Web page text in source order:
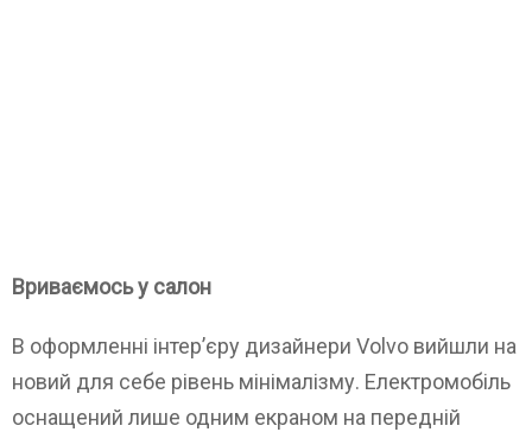
Вриваємось у салон
В оформленні інтер’єру дизайнери Volvo вийшли на
новий для себе рівень мінімалізму. Електромобіль
оснащений лише одним екраном на передній